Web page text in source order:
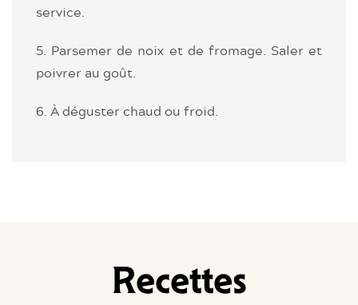
service.
5. Parsemer de noix et de fromage. Saler et
poivrer au goût.
6. À déguster chaud ou froid.
Recettes